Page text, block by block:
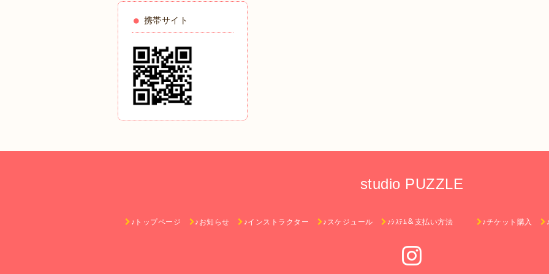
携帯サイト
studio PUZZLE
♪トップページ ♪お知らせ ♪インストラクター ♪スケジュール ♪ｼｽﾃﾑ＆支払い方法 ♪チケット購入